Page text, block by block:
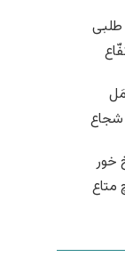
شجاع
خور
متاع